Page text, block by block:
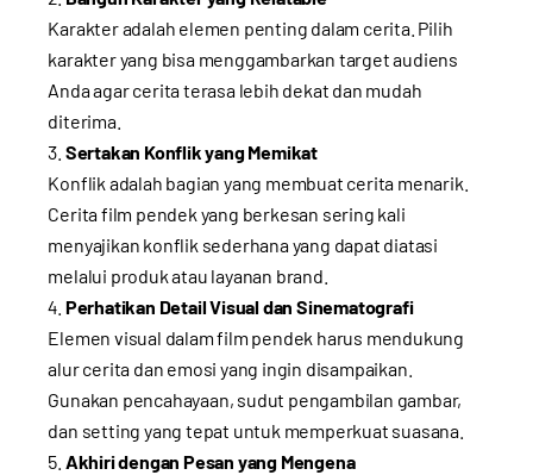
Karakter adalah elemen penting dalam cerita. Pilih
karakter yang bisa menggambarkan target audiens
Anda agar cerita terasa lebih dekat dan mudah
diterima.
Sertakan Konflik yang Memikat
Konflik adalah bagian yang membuat cerita menarik.
Cerita film pendek yang berkesan sering kali
menyajikan konflik sederhana yang dapat diatasi
melalui produk atau layanan brand.
Perhatikan Detail Visual dan Sinematografi
Elemen visual dalam film pendek harus mendukung
alur cerita dan emosi yang ingin disampaikan.
Gunakan pencahayaan, sudut pengambilan gambar,
dan setting yang tepat untuk memperkuat suasana.
Akhiri dengan Pesan yang Mengena